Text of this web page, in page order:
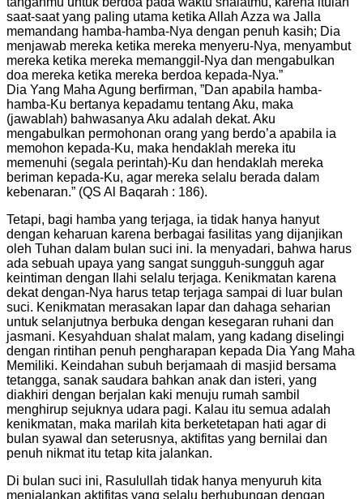
saat-saat yang paling utama ketika Allah Azza wa Jalla
memandang hamba-hamba-Nya dengan penuh kasih; Dia
menjawab mereka ketika mereka menyeru-Nya, menyambut
mereka ketika mereka memanggil-Nya dan mengabulkan
doa mereka ketika mereka berdoa kepada-Nya.”
Dia Yang Maha Agung berfirman, ”Dan apabila hamba-
hamba-Ku bertanya kepadamu tentang Aku, maka
(jawablah) bahwasanya Aku adalah dekat. Aku
mengabulkan permohonan orang yang berdo’a apabila ia
memohon kepada-Ku, maka hendaklah mereka itu
memenuhi (segala perintah)-Ku dan hendaklah mereka
beriman kepada-Ku, agar mereka selalu berada dalam
kebenaran.” (QS Al Baqarah : 186).
Tetapi, bagi hamba yang terjaga, ia tidak hanya hanyut
dengan keharuan karena berbagai fasilitas yang dijanjikan
oleh Tuhan dalam bulan suci ini. Ia menyadari, bahwa harus
ada sebuah upaya yang sangat sungguh-sungguh agar
keintiman dengan Ilahi selalu terjaga. Kenikmatan karena
dekat dengan-Nya harus tetap terjaga sampai di luar bulan
suci. Kenikmatan merasakan lapar dan dahaga seharian
untuk selanjutnya berbuka dengan kesegaran ruhani dan
jasmani. Kesyahduan shalat malam, yang kadang diselingi
dengan rintihan penuh pengharapan kepada Dia Yang Maha
Memiliki. Keindahan subuh berjamaah di masjid bersama
tetangga, sanak saudara bahkan anak dan isteri, yang
diakhiri dengan berjalan kaki menuju rumah sambil
menghirup sejuknya udara pagi. Kalau itu semua adalah
kenikmatan, maka marilah kita berketetapan hati agar di
bulan syawal dan seterusnya, aktifitas yang bernilai dan
penuh nikmat itu tetap kita jalankan.
Di bulan suci ini, Rasulullah tidak hanya menyuruh kita
menjalankan aktifitas yang selalu berhubungan dengan